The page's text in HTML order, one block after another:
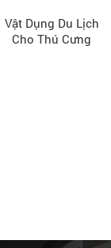
Vật Dụng Du Lịch
Cho Thú Cưng